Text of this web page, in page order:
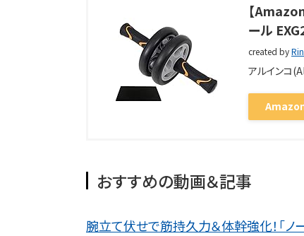
【
ール
created by
アルインコ
おすすめの動画＆記事
腕立て伏せで筋持久力＆体幹強化！「ノ